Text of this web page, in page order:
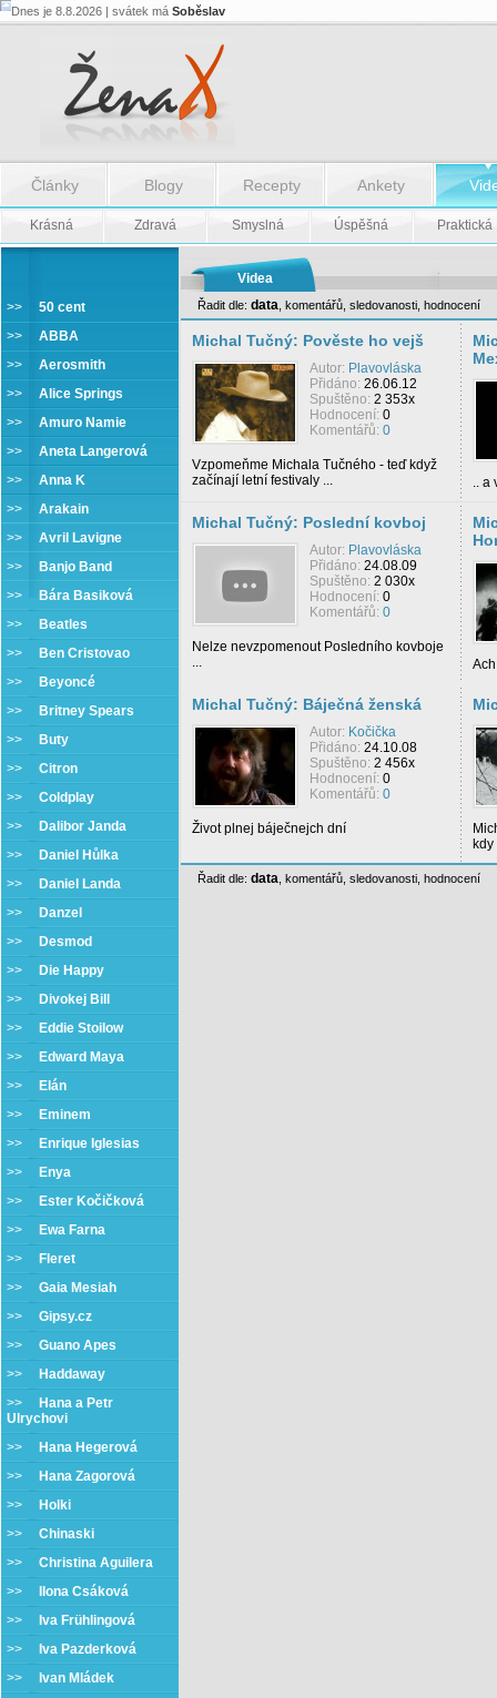
Dnes je 8.8.2026 | svátek má Soběslav
Články Blogy Recepty Ankety
Krásná Zdravá Smyslná Úspěšná Praktická
>> 50 cent
>> ABBA
>> Aerosmith
>> Alice Springs
>> Amuro Namie
>> Aneta Langerová
>> Anna K
>> Arakain
>> Avril Lavigne
>>
Banjo Band
>>
Bára Basiková
>>
Beatles
>>
Ben Cristovao
>>
Beyoncé
>>
Britney Spears
>>
Buty
>> Citron
>> Coldplay
>>
Dalibor Janda
>>
Daniel Hůlka
>>
Daniel Landa
>>
Danzel
>>
Desmod
>>
Die Happy
>>
Divokej Bill
>>
Eddie Stoilow
>>
Edward Maya
>>
Elán
>>
Eminem
>>
Enrique Iglesias
>>
Enya
>>
Ester Kočičková
>>
Ewa Farna
>>
Fleret
>> Gaia Mesiah
>> Gipsy.cz
>> Guano Apes
>>
Haddaway
>>
Hana a Petr
Ulrychovi
>>
Hana Hegerová
>>
Hana Zagorová
>>
Holki
>> Chinaski
>> Christina Aguilera
>>
Ilona Csáková
>>
Iva Frühlingová
>>
Iva Pazderková
>>
Ivan Mládek
Videa
Michal Tučný
Řadit dle: data komentářů sledovanosti hodnocení
Michal Tučný: Pověste ho vejš
Autor: Plavovláska
Přidáno: 26.06.12
Spuštěno: 2 353x
Hodnocení: 0
Komentářů: 0
Vzpomeňme Michala Tučného - teď když
začínají letní festivaly ...
.. a
Michal Tučný: Poslední kovboj
Autor: Plavovláska
Přidáno: 24.08.09
Spuštěno: 2 030x
Hodnocení: 0
Komentářů: 0
Nelze nevzpomenout Posledního kovboje
...
Michal Tučný: Báječná ženská
Autor: Kočička
Přidáno: 24.10.08
Spuštěno: 2 456x
Hodnocení: 0
Komentářů: 0
Život plnej báječnejch dní
Řadit dle: data komentářů sledovanosti hodnocení